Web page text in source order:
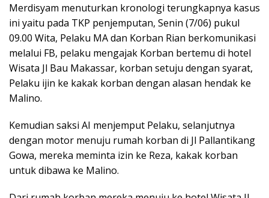
Merdisyam menuturkan kronologi terungkapnya kasus
ini yaitu pada TKP penjemputan, Senin (7/06) pukul
09.00 Wita, Pelaku MA dan Korban Rian berkomunikasi
melalui FB, pelaku mengajak Korban bertemu di hotel
Wisata Jl Bau Makassar, korban setuju dengan syarat,
Pelaku ijin ke kakak korban dengan alasan hendak ke
Malino.
Kemudian saksi AI menjemput Pelaku, selanjutnya
dengan motor menuju rumah korban di Jl Pallantikang
Gowa, mereka meminta izin ke Reza, kakak korban
untuk dibawa ke Malino.